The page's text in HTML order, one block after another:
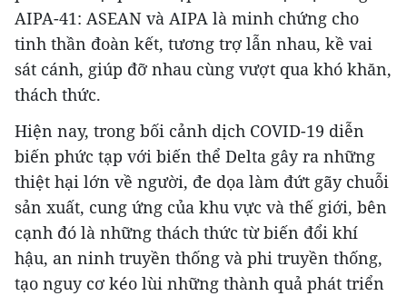
AIPA-41: ASEAN và AIPA là minh chứng cho
tinh thần đoàn kết, tương trợ lẫn nhau, kề vai
sát cánh, giúp đỡ nhau cùng vượt qua khó khăn,
thách thức.
Hiện nay, trong bối cảnh dịch COVID-19 diễn
biến phức tạp với biến thể Delta gây ra những
thiệt hại lớn về người, đe dọa làm đứt gãy chuỗi
sản xuất, cung ứng của khu vực và thế giới, bên
cạnh đó là những thách thức từ biến đổi khí
hậu, an ninh truyền thống và phi truyền thống,
tạo nguy cơ kéo lùi những thành quả phát triển